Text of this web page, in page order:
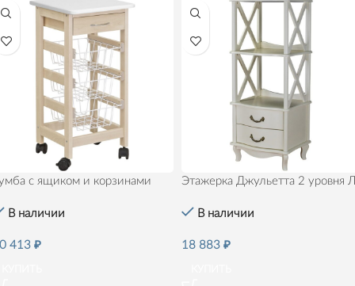
с ящиком и корзинами
В наличии
413 ₽
Этажерка Джульетта 2 уровня
В наличии
18 883 ₽